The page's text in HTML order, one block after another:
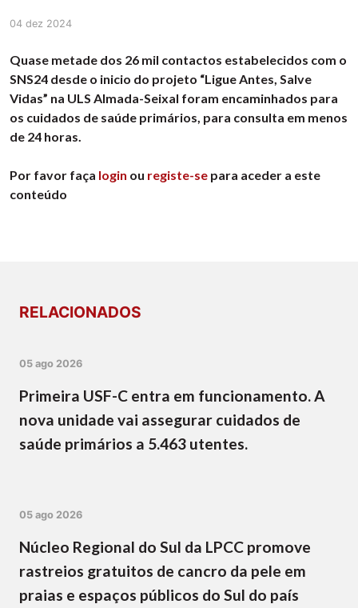
04 dez 2024
Quase metade dos 26 mil contactos estabelecidos com o
SNS24 desde o inicio do projeto “Ligue Antes, Salve
Vidas” na ULS Almada-Seixal foram encaminhados para
os cuidados de saúde primários, para consulta em menos
de 24 horas.
Por favor faça login ou registe-se para aceder a este
conteúdo
RELACIONADOS
05 ago 2026
Primeira USF-C entra em funcionamento. A
nova unidade vai assegurar cuidados de
saúde primários a 5.463 utentes.
05 ago 2026
Núcleo Regional do Sul da LPCC promove
rastreios gratuitos de cancro da pele em
praias e espaços públicos do Sul do país